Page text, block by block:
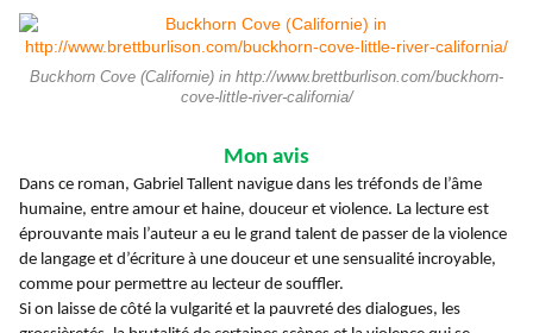
Buckhorn Cove (Californie) in http://www.brettburlison.com/buckhorn-
cove-little-river-california/
Mon avis
Dans ce roman, Gabriel Tallent navigue dans les tréfonds de l’âme
humaine, entre amour et haine, douceur et violence. La lecture est
éprouvante mais l’auteur a eu le grand talent de passer de la violence
de langage et d’écriture à une douceur et une sensualité incroyable,
comme pour permettre au lecteur de souffler.
Si on laisse de côté la vulgarité et la pauvreté des dialogues, les